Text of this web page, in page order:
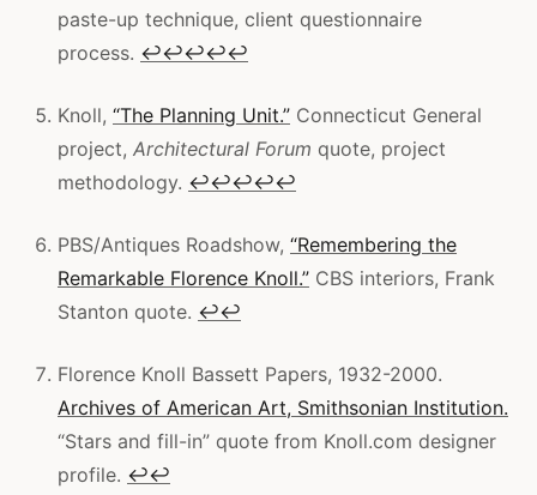
paste-up technique, client questionnaire
process. ↩↩↩↩↩
Knoll, “The Planning Unit.” Connecticut General
project, Architectural Forum quote, project
methodology. ↩↩↩↩↩
PBS/Antiques Roadshow, “Remembering the
Remarkable Florence Knoll.” CBS interiors, Frank
Stanton quote. ↩↩
Florence Knoll Bassett Papers, 1932-2000.
Archives of American Art, Smithsonian Institution.
“Stars and fill-in” quote from Knoll.com designer
profile. ↩↩